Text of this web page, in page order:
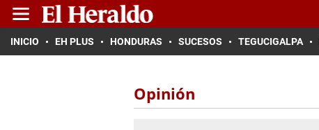
INICIO EH PLUS HONDURAS SUCESOS TEGUCIGALPA
Opinión